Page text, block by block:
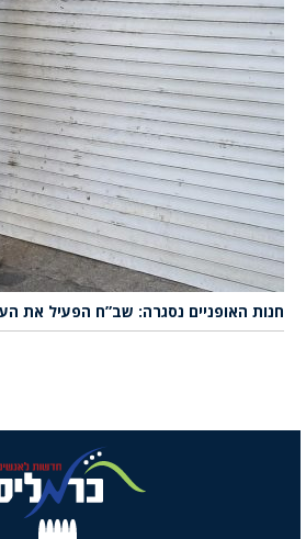
חנות האופניים נסגרה: שב”ח הפעיל את